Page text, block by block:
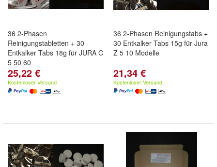
36 2-Phasen
Reinigungstabletten + 30
Entkalker Tabs 18g für JURA C
5 50 60
25,22 €
Kostenloser Versand
36 2-Phasen Reinigungstabs +
30 Entkalker Tabs 15g für Jura
Z 5 10 Modelle
21,34 €
Kostenloser Versand